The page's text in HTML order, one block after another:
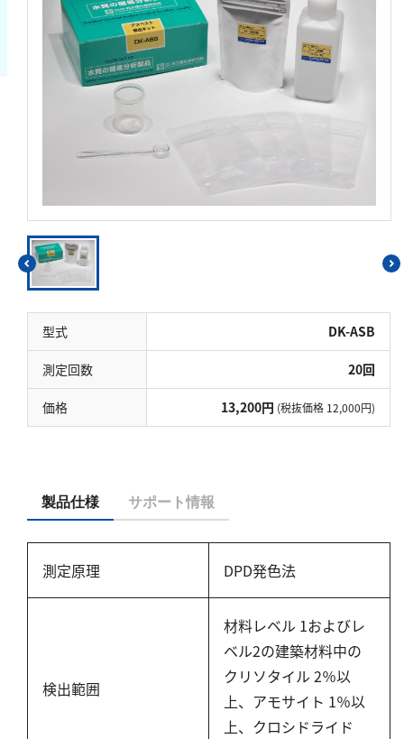
型式 DK-ASB
測定回数 20回
価格 13,200円 (税抜価格 12,000円)
製品仕様 サポート情報
測定原理 DPD発色法
検出範囲
材料レベル 1およびレ
ベル2の建築材料中の
クリソタイル 2％以
上、アモサイト 1％以
上、クロシドライド
BOD
COD
過マンガン酸カリウム消費量
カルシウム
全硬度
マグネシウム
塩素
亜塩素酸ナトリウム
二酸化塩素
遊離残留塩素
硫黄
硫化物（硫化水素）
亜硫酸
硫酸
アンモニウム